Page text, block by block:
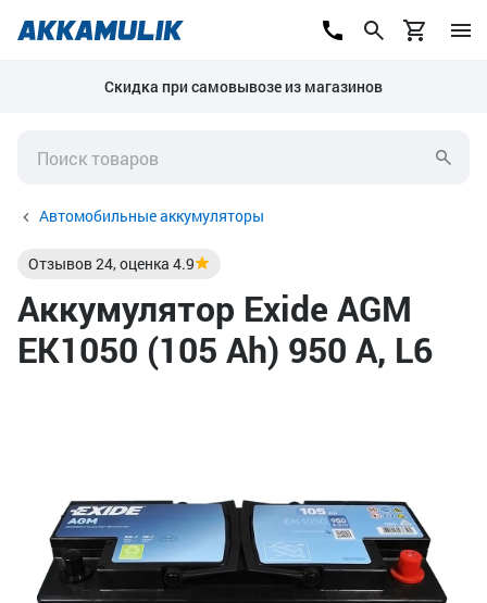
Скидка при самовывозе из магазинов
Автомобильные аккумуляторы
Отзывов24, оценка 4.9
Аккумулятор Exide AGM
EK1050 (105 Ah) 950 А, L6